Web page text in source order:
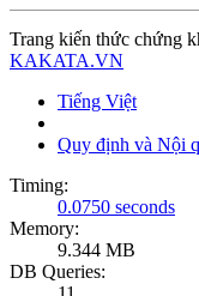
Trang kiến thức chứng
KAKATA.VN
Tiếng Việt
Quy định và Nội
Timing:
0.0750 seconds
Memory:
9.344 MB
DB Queries: